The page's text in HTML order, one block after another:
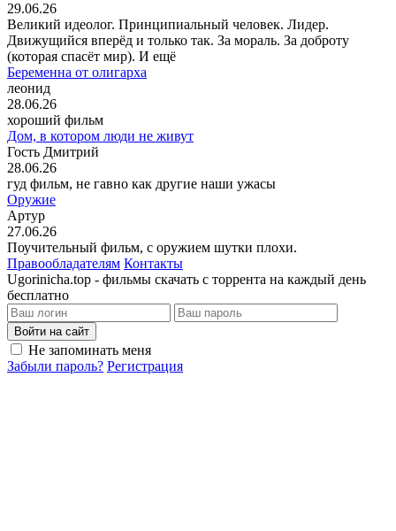
29.06.26
Великий идеолог. Принципиальный человек. Лидер.
Движущийся вперёд и только так. За мораль. За доброту
(которая спасёт мир). И ещё
Беременна от олигарха
леонид
28.06.26
хороший фильм
Дом, в котором люди не живут
Гость Дмитрий
28.06.26
гуд фильм, не гавно как другие наши ужасы
Оружие
Артур
27.06.26
Поучительный фильм, с оружием шутки плохи.
Правообладателям Контакты
Ugorinicha.top - фильмы скачать с торрента на каждый день
бесплатно
Войти на сайт
Не запоминать меня
Забыли пароль? Регистрация